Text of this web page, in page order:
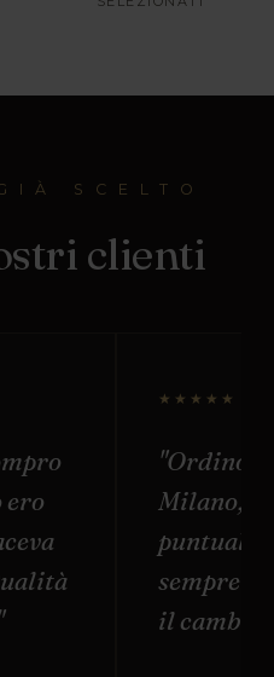
SCELTO
clienti
ero
★★★★★
"Ordino
Milano,
puntuale
sempre
il cambio